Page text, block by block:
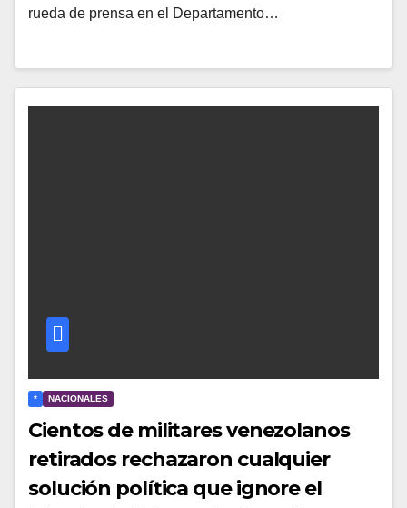
rueda de prensa en el Departamento…
* NACIONALES
Cientos de militares venezolanos
retirados rechazaron cualquier
solución política que ignore el